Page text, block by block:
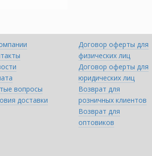
вопросы
доставки
Договор оферты для
физических лиц
Договор оферты для
юридических лиц
Возврат для
розничных клиентов
Возврат для
оптовиков